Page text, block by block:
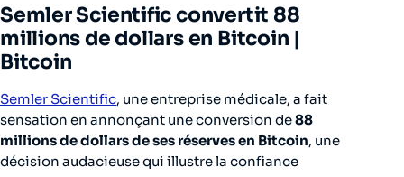
Semler Scientific convertit 88
millions de dollars en Bitcoin |
Bitcoin
Semler Scientific, une entreprise médicale, a fait
sensation en annonçant une conversion de88
millions de dollars de ses réserves en Bitcoin, une
décision audacieuse qui illustre la confiance